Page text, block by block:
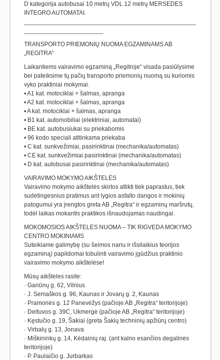
D kategorija autobusai 10 metrų VDL 12 metrų MERSEDES
INTEGRO AUTOMATAI.
TRANSPORTO PRIEMONIŲ NUOMA EGZAMINAMS AB
„REGITRA“
Laikantiems vairavimo egzaminą „Regitroje“ visada pasiūlysime
bei pateiksime tų pačių transporto priemonių nuomą su kuriomis
vyko praktiniai mokymai.
• A1 kat. motociklai + šalmas, apranga
• A2 kat. motociklai + šalmas, apranga
• A kat. motociklai + šalmas, apranga
• B1 kat. automobiliai (elektriniai, automatai)
• BE kat. autobusiukai su priekabomis
• 96 kodo speciali atitinkama priekaba
• C kat. sunkvežimiai, pasirinktinai (mechanika/automatas)
• CE kat. sunkvežimiai pasirinktinai (mechanika/automatas)
• D kat. autobusai pasirinktinai (mechanika/automatas)
VAIRAVIMO MOKYMO AIKŠTELĖS
Vairavimo mokymo aikštelės skirtos atlikti tiek paprastus, tiek
sudėtingesnius pratimus ant lygios asfalto dangos ir mokinių
patogumui yra įrengtos greta AB „Regitra“ ir egzaminų maršrutų,
todėl laikas mokantis praktikos išnaudojamas naudingai.
MOKOMOSIOS AIKŠTELĖS NUOMA – TIK RIGVEDA MOKYMO
CENTRO MOKINIAMS
Suteikiame galimybę (su šeimos nariu ir išsilaikius teorijos
egzaminą) papildomai tobulinti vairavimo įgūdžius praktinio
vairavimo mokymo aikštelėse!
Mūsų aikšteles rasite:
· Gariūnų g. 62, Vilnius
· J. Semaškos g. 96, Kaunas ir Jovarų g. 2, Kaunas
· Pramonės g. 12 Panevėžys (pačioje AB „Regitra“ teritorijoje)
· Deltuvos g. 39C, Ukmergė (pačioje AB „Regitra“ teritorijoje)
· Kęstučio g. 19, Šakiai (greta Šakių techninių apžiūrų centro)
· Virbalų g. 13, Jonava
· Miškininkų g. 14, Kėdainių raj. (ant kalno esančios degalinės
teritorijoje)
· P. Paulaičio g. Jurbarkas